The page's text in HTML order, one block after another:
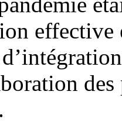
effective